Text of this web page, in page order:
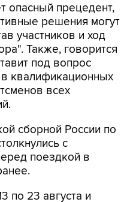
опасный прецедент,
решения могут
участников и ход
Также, говорится
под вопрос
квалификационных
всех
сборной России по
с
поездкой в
по 23 августа и